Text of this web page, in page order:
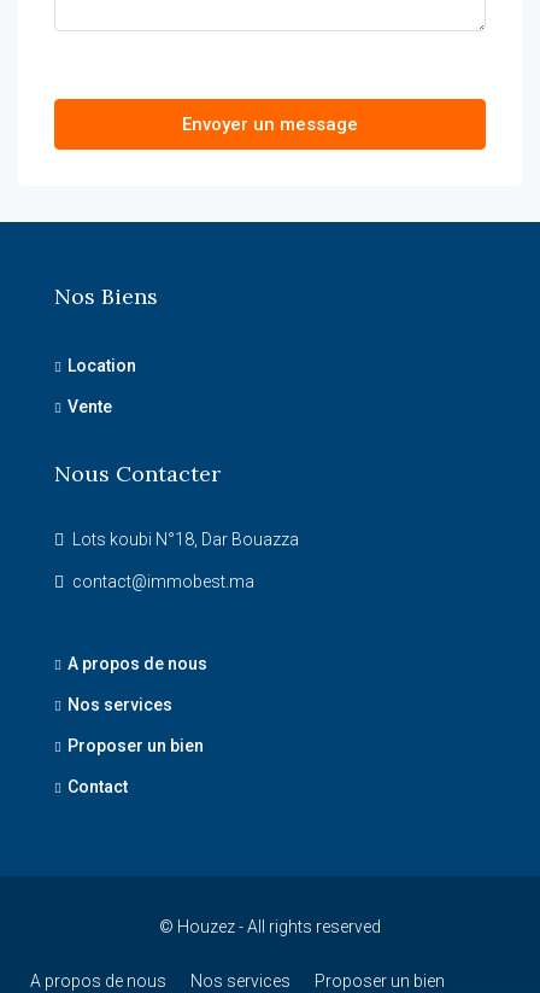
Envoyer un message
Nos Biens
Location
Vente
Nous Contacter
Lots koubi N°18, Dar Bouazza
contact@immobest.ma
A propos de nous
Nos services
Proposer un bien
Contact
© Houzez - All rights reserved
A propos de nous Nos services Proposer un bien